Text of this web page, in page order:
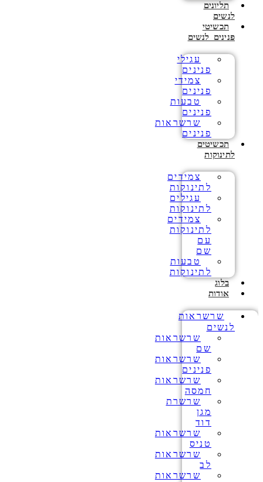
תליונים
לנשים
תכשיטי
פנינים לנשים
עגילי
פנינים
צמידי
פנינים
טבעות
פנינים
שרשראות
פנינים
תכשיטים
לתינוקות
צמידים
לתינוקות
עגילים
לתינוקות
צמידים
לתינוקות
עם
שם
טבעות
לתינוקות
בלוג
אודות
שרשראות
לנשים
שרשראות
שם
שרשראות
פנינים
שרשראות
חמסה
שרשרת
מגן
דוד
שרשראות
טניס
שרשראות
לב
שרשראות